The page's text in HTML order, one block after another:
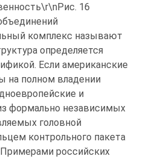
16
комплекс называют
определяется
Если американские
на полном владении
и
формально независимых
головной
контрольного пакета
Примерами российских